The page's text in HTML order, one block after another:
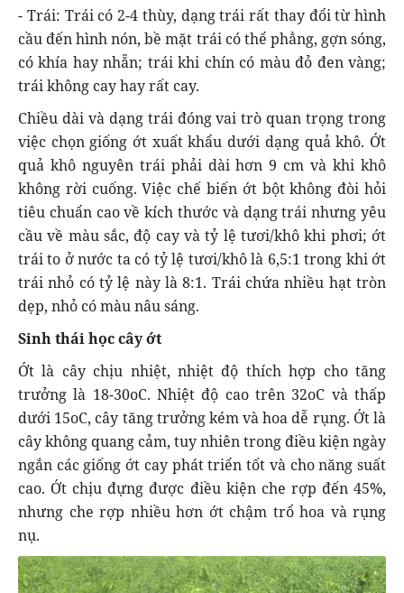
- Trái: Trái có 2-4 thùy, dạng trái rất thay đổi từ hình
cầu đến hình nón, bề mặt trái có thể phẳng, gợn sóng,
có khía hay nhẵn; trái khi chín có màu đỏ đen vàng;
trái không cay hay rất cay.
Chiều dài và dạng trái đóng vai trò quan trọng trong
việc chọn giống ớt xuất khẩu dưới dạng quả khô. Ớt
quả khô nguyên trái phải dài hơn 9 cm và khi khô
không rời cuống. Việc chế biến ớt bột không đòi hỏi
tiêu chuẩn cao về kích thước và dạng trái nhưng yêu
cầu về màu sắc, độ cay và tỷ lệ tươi/khô khi phơi; ớt
trái to ở nước ta có tỷ lệ tươi/khô là 6,5:1 trong khi ớt
trái nhỏ có tỷ lệ này là 8:1. Trái chứa nhiều hạt tròn
dẹp, nhỏ có màu nâu sáng.
Sinh thái học cây ớt
Ớt là cây chịu nhiệt, nhiệt độ thích hợp cho tăng
trưởng là 18-30oC. Nhiệt độ cao trên 32oC và thấp
dưới 15oC, cây tăng trưởng kém và hoa dễ rụng. Ớt là
cây không quang cảm, tuy nhiên trong điều kiện ngày
ngắn các giống ớt cay phát triển tốt và cho năng suất
cao. Ớt chịu đựng được điều kiện che rợp đến 45%,
nhưng che rợp nhiều hơn ớt chậm trổ hoa và rụng
nụ.